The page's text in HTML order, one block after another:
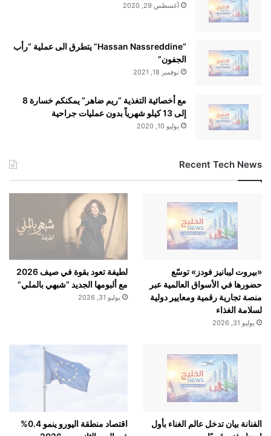
أغسطس 29, 2020
“Hassan Nassreddine” يتطرق الى عملية “رأب
الجفون”
نوفمبر 18, 2021
مع أخصائية التغذية “ريم ضاهر” يمكنكم خسارة 8
إلى 13 كيلو شهرياً بدون عمليات جراحية
يوليو 10, 2020
Recent Tech News
«بيروت ليبانيز فودز» توسّع
حضورها في الأسواق العالمية عبر
منصة تجارية رقمية ومعايير دولية
لسلامة الغذاء
يوليو 31, 2026
لطيفة تعود بقوة في صيف 2026
مع ألبومها الجديد “شبهي بالملي”
يوليو 31, 2026
الفنانة بيان تدخل عالم الغناء بأول
اقتصاد منطقة اليورو ينمو 0.4%